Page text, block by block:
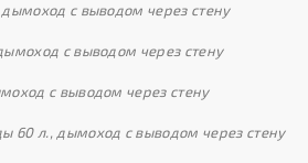
с выводом через стену
с выводом через стену
с выводом через стену
60 л., дымоход с выводом через стену